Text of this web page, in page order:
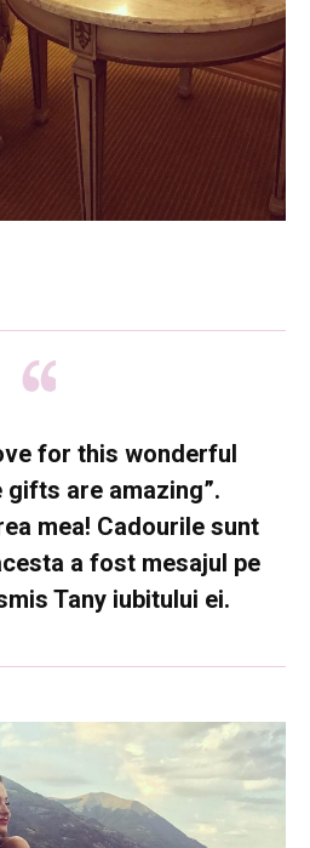
for this wonderful
gifts are amazing”.
mea! Cadourile sunt
a fost mesajul pe
Tany iubitului ei.